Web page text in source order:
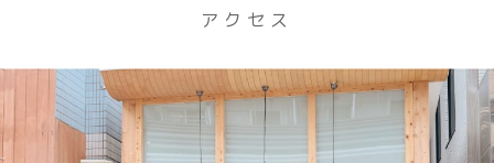
アクセス